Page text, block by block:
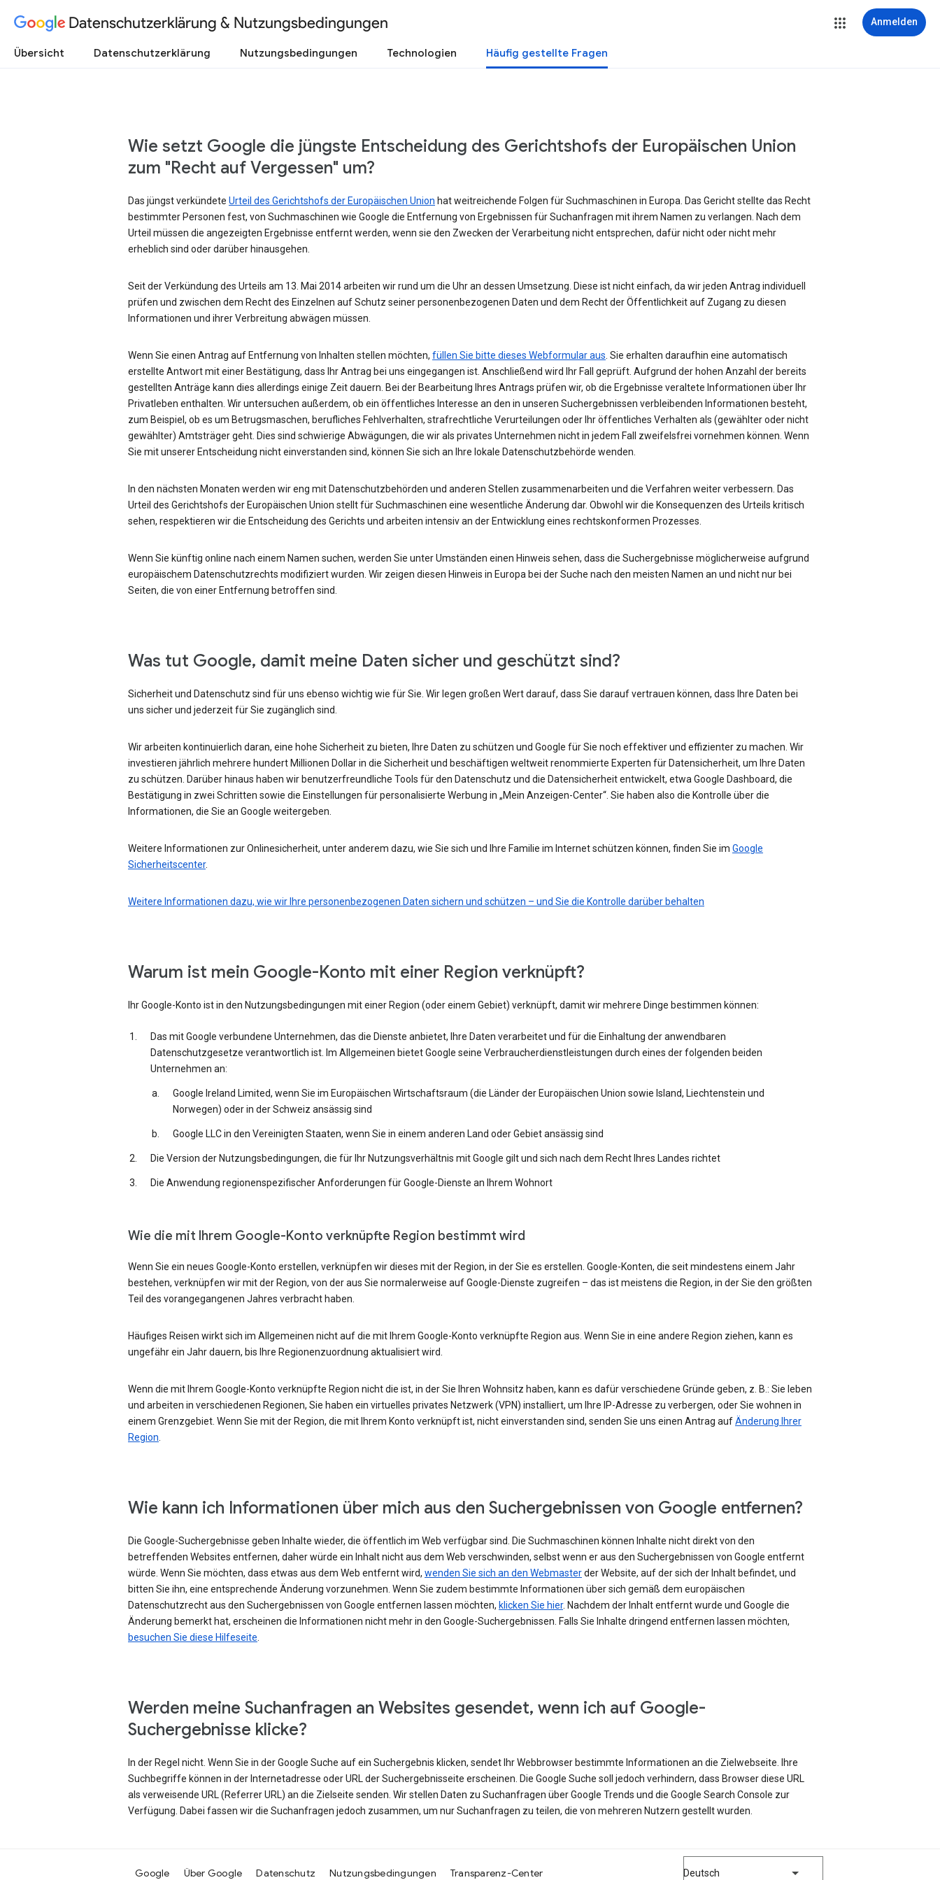
Datenschutzerklärung & Nutzungsbedingungen Anmelden
Übersicht Datenschutzerklärung Nutzungsbedingungen Technologien Häufig gestellte Fragen
Wie setzt Google die jüngste Entscheidung des Gerichtshofs der Europäischen Union
zum "Recht auf Vergessen" um?
Das jüngst verkündete Urteil des Gerichtshofs der Europäischen Union hat weitreichende Folgen für Suchmaschinen in Europa. Das Gericht stellte das Recht
bestimmter Personen fest, von Suchmaschinen wie Google die Entfernung von Ergebnissen für Suchanfragen mit ihrem Namen zu verlangen. Nach dem
Urteil müssen die angezeigten Ergebnisse entfernt werden, wenn sie den Zwecken der Verarbeitung nicht entsprechen, dafür nicht oder nicht mehr
erheblich sind oder darüber hinausgehen.
Seit der Verkündung des Urteils am 13. Mai 2014 arbeiten wir rund um die Uhr an dessen Umsetzung. Diese ist nicht einfach, da wir jeden Antrag individuell
prüfen und zwischen dem Recht des Einzelnen auf Schutz seiner personenbezogenen Daten und dem Recht der Öffentlichkeit auf Zugang zu diesen
Informationen und ihrer Verbreitung abwägen müssen.
Wenn Sie einen Antrag auf Entfernung von Inhalten stellen möchten, füllen Sie bitte dieses Webformular aus . Sie erhalten daraufhin eine automatisch
erstellte Antwort mit einer Bestätigung, dass Ihr Antrag bei uns eingegangen ist. Anschließend wird Ihr Fall geprüft. Aufgrund der hohen Anzahl der bereits
gestellten Anträge kann dies allerdings einige Zeit dauern. Bei der Bearbeitung Ihres Antrags prüfen wir, ob die Ergebnisse veraltete Informationen über Ihr
Privatleben enthalten. Wir untersuchen außerdem, ob ein öffentliches Interesse an den in unseren Suchergebnissen verbleibenden Informationen besteht,
zum Beispiel, ob es um Betrugsmaschen, berufliches Fehlverhalten, strafrechtliche Verurteilungen oder Ihr öffentliches Verhalten als (gewählter oder nicht
gewählter) Amtsträger geht. Dies sind schwierige Abwägungen, die wir als privates Unternehmen nicht in jedem Fall zweifelsfrei vornehmen können. Wenn
Sie mit unserer Entscheidung nicht einverstanden sind, können Sie sich an Ihre lokale Datenschutzbehörde wenden.
In den nächsten Monaten werden wir eng mit Datenschutzbehörden und anderen Stellen zusammenarbeiten und die Verfahren weiter verbessern. Das
Urteil des Gerichtshofs der Europäischen Union stellt für Suchmaschinen eine wesentliche Änderung dar. Obwohl wir die Konsequenzen des Urteils kritisch
sehen, respektieren wir die Entscheidung des Gerichts und arbeiten intensiv an der Entwicklung eines rechtskonformen Prozesses.
Wenn Sie künftig online nach einem Namen suchen, werden Sie unter Umständen einen Hinweis sehen, dass die Suchergebnisse möglicherweise aufgrund
europäischem Datenschutzrechts modifiziert wurden. Wir zeigen diesen Hinweis in Europa bei der Suche nach den meisten Namen an und nicht nur bei
Seiten, die von einer Entfernung betroffen sind.
Was tut Google, damit meine Daten sicher und geschützt sind?
Sicherheit und Datenschutz sind für uns ebenso wichtig wie für Sie. Wir legen großen Wert darauf, dass Sie darauf vertrauen können, dass Ihre Daten bei
uns sicher und jederzeit für Sie zugänglich sind.
Wir arbeiten kontinuierlich daran, eine hohe Sicherheit zu bieten, Ihre Daten zu schützen und Google für Sie noch effektiver und effizienter zu machen. Wir
investieren jährlich mehrere hundert Millionen Dollar in die Sicherheit und beschäftigen weltweit renommierte Experten für Datensicherheit, um Ihre Daten
zu schützen. Darüber hinaus haben wir benutzerfreundliche Tools für den Datenschutz und die Datensicherheit entwickelt, etwa Google Dashboard, die
Bestätigung in zwei Schritten sowie die Einstellungen für personalisierte Werbung in „Mein Anzeigen-Center“. Sie haben also die Kontrolle über die
Informationen, die Sie an Google weitergeben.
Weitere Informationen zur Onlinesicherheit, unter anderem dazu, wie Sie sich und Ihre Familie im Internet schützen können, finden Sie im Google
Sicherheitscenter.
Weitere Informationen dazu, wie wir Ihre personenbezogenen Daten sichern und schützen – und Sie die Kontrolle darüber behalten
Warum ist mein Google-Konto mit einer Region verknüpft?
Ihr Google-Konto ist in den Nutzungsbedingungen mit einer Region (oder einem Gebiet) verknüpft, damit wir mehrere Dinge bestimmen können:
Das mit Google verbundene Unternehmen, das die Dienste anbietet, Ihre Daten verarbeitet und für die Einhaltung der anwendbaren
Datenschutzgesetze verantwortlich ist. Im Allgemeinen bietet Google seine Verbraucherdienstleistungen durch eines der folgenden beiden
Unternehmen an:
Google Ireland Limited, wenn Sie im Europäischen Wirtschaftsraum (die Länder der Europäischen Union sowie Island, Liechtenstein und
Norwegen) oder in der Schweiz ansässig sind
Google LLC in den Vereinigten Staaten, wenn Sie in einem anderen Land oder Gebiet ansässig sind
Die Version der Nutzungsbedingungen, die für Ihr Nutzungsverhältnis mit Google gilt und sich nach dem Recht Ihres Landes richtet
Die Anwendung regionenspezifischer Anforderungen für Google-Dienste an Ihrem Wohnort
Wie die mit Ihrem Google-Konto verknüpfte Region bestimmt wird
Wenn Sie ein neues Google-Konto erstellen, verknüpfen wir dieses mit der Region, in der Sie es erstellen. Google-Konten, die seit mindestens einem Jahr
bestehen, verknüpfen wir mit der Region, von der aus Sie normalerweise auf Google-Dienste zugreifen – das ist meistens die Region, in der Sie den größten
Teil des vorangegangenen Jahres verbracht haben.
Häufiges Reisen wirkt sich im Allgemeinen nicht auf die mit Ihrem Google-Konto verknüpfte Region aus. Wenn Sie in eine andere Region ziehen, kann es
ungefähr ein Jahr dauern, bis Ihre Regionenzuordnung aktualisiert wird.
Wenn die mit Ihrem Google-Konto verknüpfte Region nicht die ist, in der Sie Ihren Wohnsitz haben, kann es dafür verschiedene Gründe geben, z. B.: Sie leben
und arbeiten in verschiedenen Regionen, Sie haben ein virtuelles privates Netzwerk (VPN) installiert, um Ihre IP-Adresse zu verbergen, oder Sie wohnen in
einem Grenzgebiet. Wenn Sie mit der Region, die mit Ihrem Konto verknüpft ist, nicht einverstanden sind, senden Sie uns einen Antrag aufÄnderung Ihrer
Region
Wie kann ich Informationen über mich aus den Suchergebnissen von Google entfernen?
Die Google-Suchergebnisse geben Inhalte wieder, die öffentlich im Web verfügbar sind. Die Suchmaschinen können Inhalte nicht direkt von den
betreffenden Websites entfernen, daher würde ein Inhalt nicht aus dem Web verschwinden, selbst wenn er aus den Suchergebnissen von Google entfernt
würde. Wenn Sie möchten, dass etwas aus dem Web entfernt wird, wenden Sie sich an den Webmasterder Website, auf der sich der Inhalt befindet, und
bitten Sie ihn, eine entsprechende Änderung vorzunehmen. Wenn Sie zudem bestimmte Informationen über sich gemäß dem europäischen
Datenschutzrecht aus den Suchergebnissen von Google entfernen lassen möchten, klicken Sie hier. Nachdem der Inhalt entfernt wurde und Google die
Änderung bemerkt hat, erscheinen die Informationen nicht mehr in den Google-Suchergebnissen. Falls Sie Inhalte dringend entfernen lassen möchten,
besuchen Sie diese Hilfeseite
Werden meine Suchanfragen an Websites gesendet, wenn ich auf Google-
Suchergebnisse klicke?
In der Regel nicht. Wenn Sie in der Google Suche auf ein Suchergebnis klicken, sendet Ihr Webbrowser bestimmte Informationen an die Zielwebseite. Ihre
Suchbegriffe können in der Internetadresse oder URL der Suchergebnisseite erscheinen. Die Google Suche soll jedoch verhindern, dass Browser diese URL
als verweisende URL (Referrer URL) an die Zielseite senden. Wir stellen Daten zu Suchanfragen über Google Trends und die Google Search Console zur
Verfügung. Dabei fassen wir die Suchanfragen jedoch zusammen, um nur Suchanfragen zu teilen, die von mehreren Nutzern gestellt wurden.
Google Über Google Datenschutz Nutzungsbedingungen Transparenz-Center Deutsch